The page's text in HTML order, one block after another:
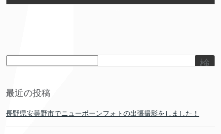
検
最近の投稿
長野県安曇野市でニューボーンフォトの出張撮影をしました！